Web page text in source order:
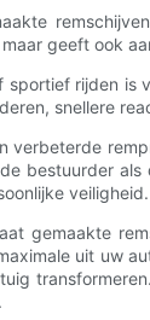
geeft ook
sportief rijden is
snellere
verbeterde
bestuurder
veiligheid.
gemaakte
uit uw